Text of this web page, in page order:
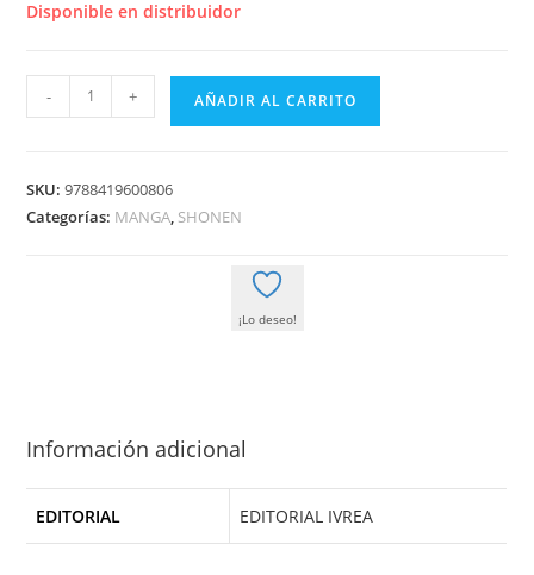
era: es:
Disponible en distribuidor
CABALLEROS
SAINTIA
- + AÑADIR AL CARRITO
SKU:9788419600806
Categorías: MANGA, SHONEN
¡Lo deseo!
Información adicional
EDITORIAL EDITORIAL IVREA